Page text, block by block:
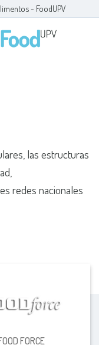
- FoodUPV
las estructuras
redes nacionales
FORCE